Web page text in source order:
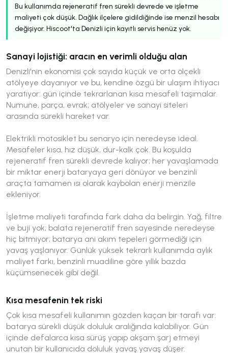
Bu kullanımda rejeneratif fren sürekli devrede ve işletme
maliyeti çok düşük. Dağlık ilçelere gidildiğinde ise menzil hesabı
değişiyor. Hiscoot'ta Denizli için kayıtlı servis henüz yok.
Sanayi lojistiği: aracın en verimli olduğu alan
Denizli'nin ekonomisi çok sayıda küçük ve orta ölçekli
atölyeye dayanıyor ve bu, kendine özgü bir ulaşım ihtiyacı
yaratıyor: gün içinde tekrarlanan kısa mesafeli taşımalar.
Numune, parça, evrak; atölyeler ve sanayi siteleri
arasında sürekli hareket var.
Elektrikli motosiklet bu senaryo için neredeyse ideal.
Mesafeler kısa, hız düşük, dur-kalk çok. Bu koşulda
rejeneratif fren sürekli devrede kalıyor; her yavaşlamada
bir miktar enerji bataryaya geri dönüyor ve benzinli
araçta tamamen ısı olarak kaybolan enerji menzile
ekleniyor.
İşletme maliyeti tarafında fark daha da belirgin. Yağ, filtre
ve buji yok; balata rejeneratif fren sayesinde neredeyse
hiç bitmiyor; batarya ani akım tepeleri görmediği için
yavaş yaşlanıyor. Günlük yüksek tekrarlı kullanımda aylık
maliyet farkı, benzinli muadiline göre yıllık bazda
küçümsenecek gibi değil.
Kısa mesafenin tek riski
Çok kısa mesafeli kullanımın gözden kaçan bir tarafı var:
batarya sürekli düşük doluluk aralığında kalabiliyor. Gün
içinde defalarca kısa sürüş yapıp akşam şarj etmeyi
unutan bir kullanıcıda doluluk yavaş yavaş düşer.